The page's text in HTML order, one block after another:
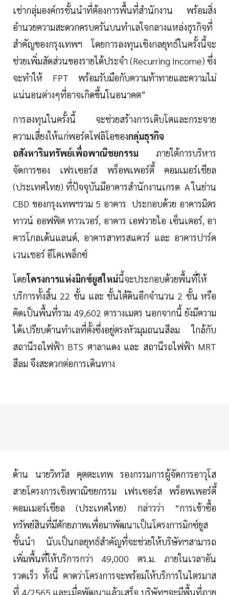
เช่ากลุ่มองค์กรชั้นนำที่ต้องการพื้นที่สำนักงาน พร้อมสิ่ง
อำนวยความสะดวกครบครันบนทำเลใจกลางแหล่งธุรกิจที่
สำคัญของกรุงเทพฯ โดยการลงทุนเชิงกลยุทธ์ในครั้งนี้จะ
ช่วยเพิ่มสัดส่วนของรายได้ประจำ (Recurring Income) ซึ่ง
จะทำให้ FPT พร้อมรับมือกับความท้าทายและความไม่
แน่นอนต่างๆที่อาจเกิดขึ้นในอนาคต”
การลงทุนในครั้งนี้ จะช่วยสร้างการเติบโตและกระจาย
ความเสี่ยงให้แก่พอร์ตโฟลิโอของกลุ่มธุรกิจ
อสังหาริมทรัพย์เพื่อพาณิชยกรรม ภายใต้การบริหาร
จัดการของ เฟรเซอร์ส พร็อพเพอร์ตี้ คอมเมอร์เชียล
(ประเทศไทย) ที่ปัจจุบันมีอาคารสำนักงานเกรด A ในย่าน
CBD ของกรุงเทพฯรวม 5 อาคาร ประกอบด้วย อาคารมิตร
ทาวน์ ออฟฟิศ ทาวเวอร์, อาคาร เอฟวายไอ เซ็นเตอร์, อา
คารโกลเด้นแลนด์, อาคารสาทรสแควร์ และ อาคารปาร์ค
เวนเชอร์ อีโคเพล็กซ์
โดยโครงการแห่งมิกซ์ยูสใหม่นี้จะประกอบด้วยพื้นที่ให้
บริการทั้งสิ้น 22 ชั้น และ ชั้นใต้ดินอีกจำนวน 2 ชั้น หรือ
คิดเป็นพื้นที่รวม 49,602 ตารางเมตร นอกจากนี้ ยังมีความ
ได้เปรียบด้านทำเลที่ตั้งซึ่งอยู่ตรงหัวมุมถนนสีลม ใกล้กับ
สถานีรถไฟฟ้า BTS ศาลาแดง และ สถานีรถไฟฟ้า MRT
สีลม จึงสะดวกต่อการเดินทาง
ด้าน นายวิทวัส คุตตะเทพ รองกรรมการผู้จัดการอาวุโส
สายโครงการเชิงพาณิชยกรรม เฟรเซอร์ส พร็อพเพอร์ตี้
คอมเมอร์เชียล (ประเทศไทย) กล่าวว่า “การเข้าซื้อ
ทรัพย์สินที่มีศักยภาพเพื่อมาพัฒนาเป็นโครงการมิกซ์ยูส
ชั้นนำ นับเป็นกลยุทธ์สำคัญที่จะช่วยให้บริษัทฯสามารถ
เพิ่มพื้นที่ให้บริการกว่า 49,000 ตร.ม. ภายในเวลาอัน
รวดเร็ว ทั้งนี้ คาดว่าโครงการจะพร้อมให้บริการในไตรมาส
ที่ 4/2565 และเมื่อพัฒนาแล้วเสร็จ บริษัทฯจะมีพื้นที่ภาย